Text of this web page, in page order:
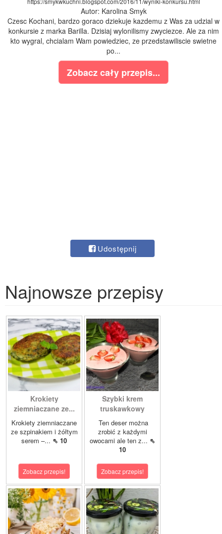
Autor: Karolina Smyk
Czesc Kochani, bardzo goraco dziekuje kazdemu z Was za udzial w
konkursie z marka Barilla. Dzisiaj wylonilismy zwyciezce. Ale za nim
kto wygral, chcialam Wam powiedziec, ze przedstawiliscie swietne
po...
Zobacz cały przepis...
Udostępnij
Najnowsze przepisy
Krokiety
ziemniaczane ze...
Krokiety ziemniaczane
ze szpinakiem i żółtym
serem –... ⇖ 10
Zobacz przepis!
Szybki krem
truskawkowy
Ten deser można
zrobić z każdymi
owocami ale ten z... ⇖
10
Zobacz przepis!